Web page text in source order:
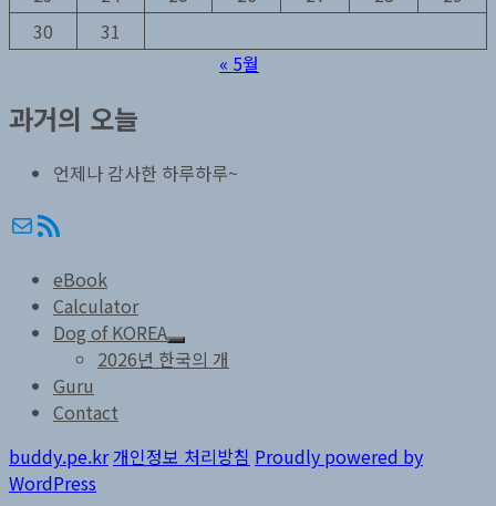
30
31
« 5월
과거의 오늘
언제나 감사한 하루하루~
메일RSS
eBook
Calculator
Dog of KOREA
하
위
장
2026년 한국의 개
Guru
Contact
buddy.pe.kr개인정보 처리방침 Proudly powered by
WordPress